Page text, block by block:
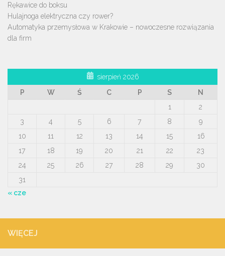
Rękawice do boksu
Hulajnoga elektryczna czy rower?
Automatyka przemysłowa w Krakowie – nowoczesne rozwiązania
dla firm
sierpień 2026
P
W Ś C P S
N
1
2
3
4 5 6 7 8
9
10
11 12 13 14 15
16
17
18 19 20 21 22
23
24
25 26 27 28 29
30
31
« cze
WIĘCEJ